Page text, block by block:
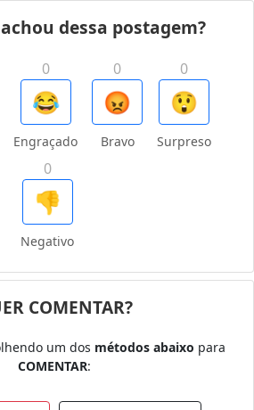
dessa postagem?
0
😂
Engraçado
0
😡
Bravo
0
😲
Surpreso
0
👎
Negativo
COMENTAR?
um dos métodos abaixo para
COMENTAR: